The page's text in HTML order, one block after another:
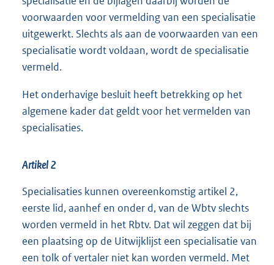
voorwaarden voor vermelding van een specialisatie
uitgewerkt. Slechts als aan de voorwaarden van een
specialisatie wordt voldaan, wordt de specialisatie
vermeld.
Het onderhavige besluit heeft betrekking op het
algemene kader dat geldt voor het vermelden van
specialisaties.
Artikel 2
Specialisaties kunnen overeenkomstig artikel 2,
eerste lid, aanhef en onder d, van de Wbtv slechts
worden vermeld in het Rbtv. Dat wil zeggen dat bij
een plaatsing op de Uitwijklijst een specialisatie van
een tolk of vertaler niet kan worden vermeld. Met